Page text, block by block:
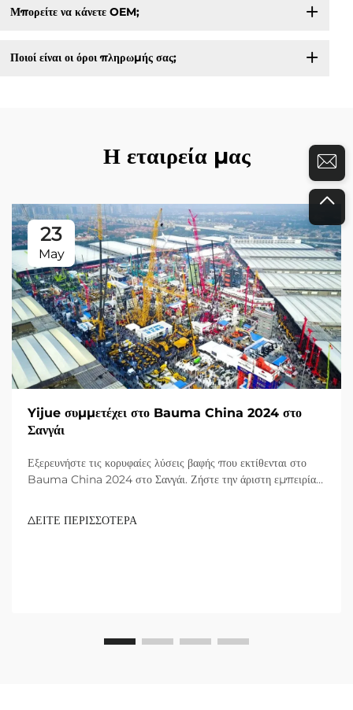
Μπορείτε να κάνετε OEM;
Ποιοί είναι οι όροι πληρωμής σας;
Η εταιρεία μας
23
May
Yijue συμμετέχει στο Bauma China 2024 στο
Σανγάι
Εξερευνήστε τις κορυφαίες λύσεις βαφής που εκτίθενται στο
Bauma China 2024 στο Σανγάι. Ζήστε την άριστη εμπειρία
ΔΕΙΤΕ ΠΕΡΙΣΣΟΤΕΡΑ